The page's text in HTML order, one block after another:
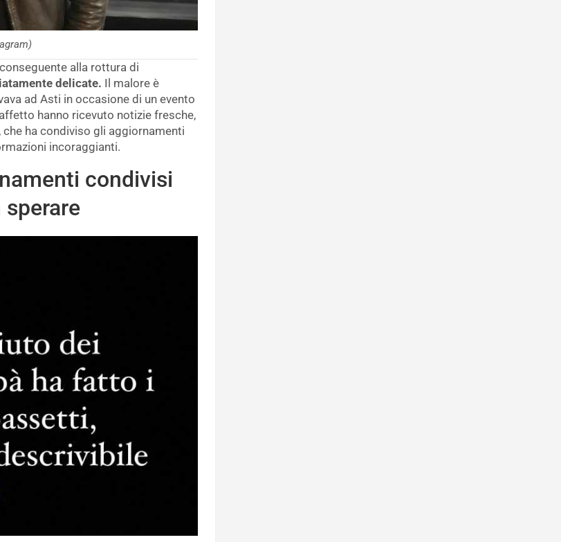
alla rottura di
delicate. Il malore è
ad Asti in occasione di un evento
hanno ricevuto notizie fresche,
che ha condiviso gli aggiornamenti
incoraggianti.
condivisi